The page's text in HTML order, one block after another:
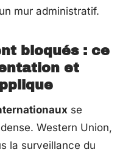
mur administratif.
bloqués : ce
et
se
Western Union,
la surveillance du